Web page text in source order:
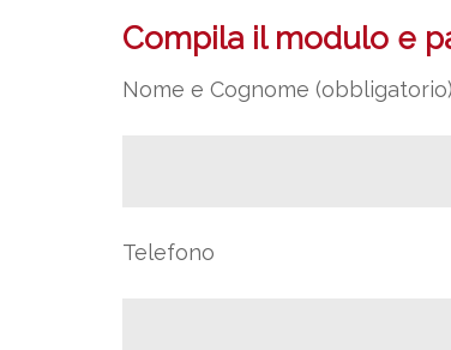
Compila il modulo e
Nome e Cognome (obbligatorio)
Telefono